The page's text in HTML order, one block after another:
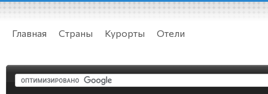
Главная Страны Курорты Отели